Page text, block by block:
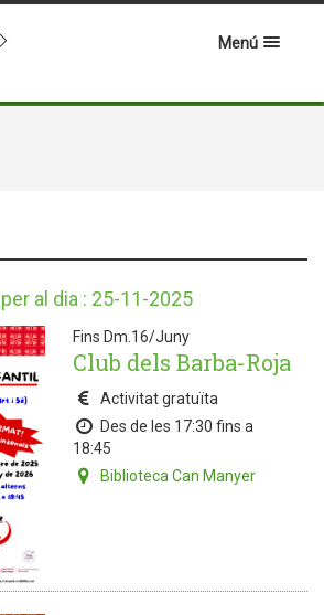
Menú
al dia : 25-11-2025
Fins Dm.16/Juny
Club dels Barba-Roja
Activitat gratuïta
Des de les 17:30 fins a
18:45
Biblioteca Can Manyer